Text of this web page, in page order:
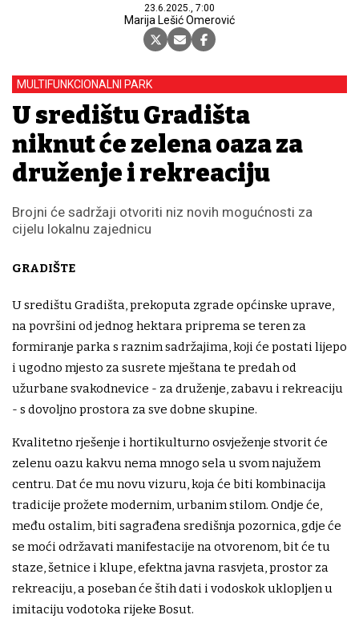
23.6.2025., 7:00
Marija Lešić Omerović
MULTIFUNKCIONALNI PARK
U središtu Gradišta
niknut će zelena oaza za
druženje i rekreaciju
Brojni će sadržaji otvoriti niz novih mogućnosti za
cijelu lokalnu zajednicu
GRADIŠTE
U središtu Gradišta, prekoputa zgrade općinske uprave,
na površini od jednog hektara priprema se teren za
formiranje parka s raznim sadržajima, koji će postati lijepo
i ugodno mjesto za susrete mještana te predah od
užurbane svakodnevice - za druženje, zabavu i rekreaciju
- s dovoljno prostora za sve dobne skupine.
Kvalitetno rješenje i hortikulturno osvježenje stvorit će
zelenu oazu kakvu nema mnogo sela u svom najužem
centru. Dat će mu novu vizuru, koja će biti kombinacija
tradicije prožete modernim, urbanim stilom. Ondje će,
među ostalim, biti sagrađena središnja pozornica, gdje će
se moći održavati manifestacije na otvorenom, bit će tu
staze, šetnice i klupe, efektna javna rasvjeta, prostor za
rekreaciju, a poseban će štih dati i vodoskok uklopljen u
imitaciju vodotoka rijeke Bosut.